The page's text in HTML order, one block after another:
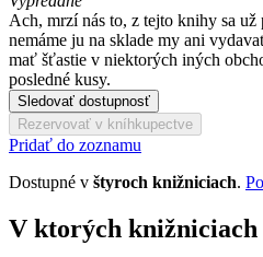
Ach, mrzí nás to, z tejto knihy sa
nemáme ju na sklade my ani
mať šťastie v niektorých iných
posledné kusy.
Sledovať dostupnosť
Rezervovať v kníhkupectve
Pridať do zoznamu
Dostupné v štyroch knižniciach.
V ktorých